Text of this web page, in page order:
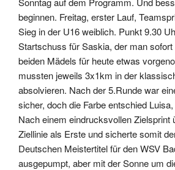
beginnen. Freitag, erster Lauf,
Sieg in der U16 weiblich. Punkt 9.30
Startschuss für Saskia, der man
beiden Mädels für heute etwas
mussten jeweils 3x1km in der
absolvieren. Nach der 5.Runde war
sicher, doch die Farbe entschied
Nach einem eindrucksvollen Zielsprint
Ziellinie als Erste und sicherte somit
Deutschen Meistertitel für den WSV
ausgepumpt, aber mit der Sonne um